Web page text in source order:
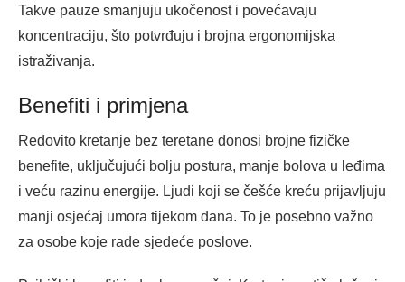
Takve pauze smanjuju ukočenost i povećavaju
koncentraciju, što potvrđuju i brojna ergonomijska
istraživanja.
Benefiti i primjena
Redovito kretanje bez teretane donosi brojne fizičke
benefite, uključujući bolju postura, manje bolova u leđima
i veću razinu energije. Ljudi koji se češće kreću prijavljuju
manji osjećaj umora tijekom dana. To je posebno važno
za osobe koje rade sjedeće poslove.